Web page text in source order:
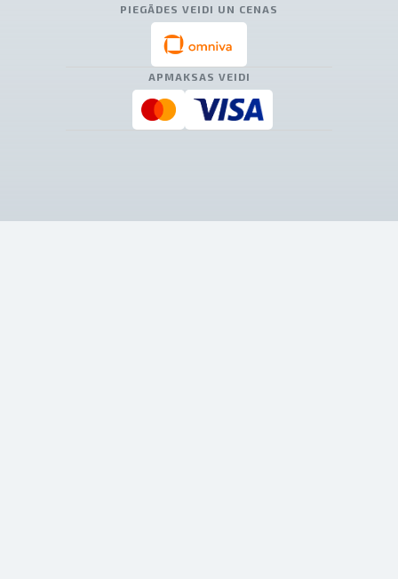
PIEGĀDES VEIDI UN CENAS
APMAKSAS VEIDI